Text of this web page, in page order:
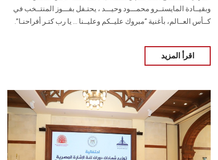
الزائـرون
وبقيــادة المايستــرو محمـــود وحيـــد ، يحتـفل بفـــوز المنتــخب في
كــأس العــالم، بأغنية “مبروك عليــكم وعليــنا … يا رب كتـر أفراحنـا”.
اقرأ المزيد